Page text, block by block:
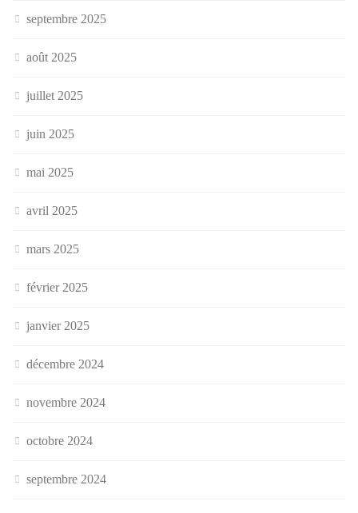
septembre 2025
août 2025
juillet 2025
juin 2025
mai 2025
avril 2025
mars 2025
février 2025
janvier 2025
décembre 2024
novembre 2024
octobre 2024
septembre 2024